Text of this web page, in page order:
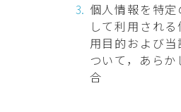
個人情報を特
して利用され
用目的および
ついて，あら
合